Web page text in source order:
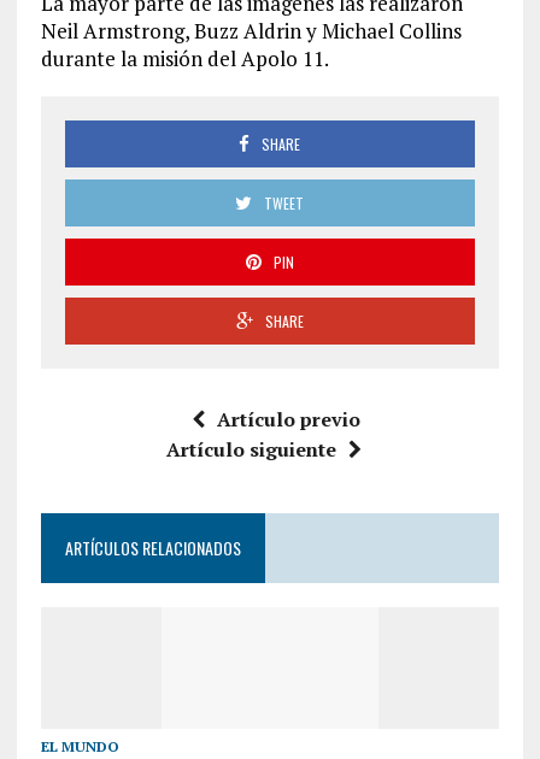
Neil Armstrong, Buzz Aldrin y Michael Collins
durante la misión del Apolo 11.
SHARE
TWEET
PIN
SHARE
Artículo previo
Artículo siguiente
ARTÍCULOS RELACIONADOS
EL MUNDO